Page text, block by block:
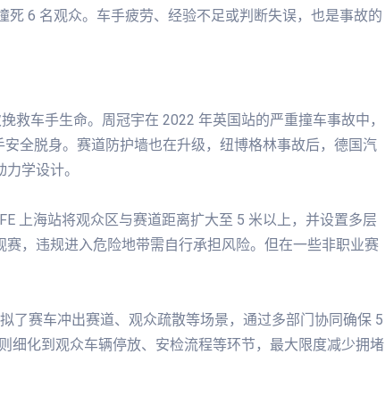
6 名观众。车手疲劳、经验不足或判断失误，也是事故的
救车手生命。周冠宇在 2022 年英国站的严重撞车事故中，
全脱身。赛道防护墙也在升级，纽博格林事故后，德国汽
学设计。
上海站将观众区与赛道距离扩大至 5 米以上，并设置多层
，违规进入危险地带需自行承担风险。但在一些非职业赛
了赛车冲出赛道、观众疏散等场景，通过多部门协同确保 5
细化到观众车辆停放、安检流程等环节，最大限度减少拥堵